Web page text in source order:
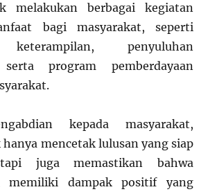
melakukan berbagai kegiatan
bagi masyarakat, seperti
penyuluhan
serta program pemberdayaan
kepada masyarakat,
mencetak lulusan yang siap
juga memastikan bahwa
dampak positif yang